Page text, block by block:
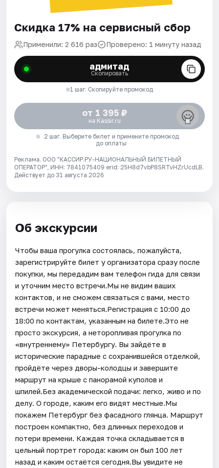
Скидка 17% на сервисный сбор
Применили: 2 616 раз Проверено: 1 минуту назад
адмитад
Скопировать
1 шаг. Скопируйте промокод
от 1 395 ₽
на Kassir.ru
2 шаг. Выберите билет и примените промокод
до оплаты
Реклама. ООО "КАССИР.РУ-НАЦИОНАЛЬНЫЙ БИЛЕТНЫЙ
ОПЕРАТОР", ИНН: 7841075409 erid: 25H8d7vbP8SRTvHZrUcdLB.
Действует до 31 августа 2026
Об экскурсии
Чтобы ваша прогулка состоялась, пожалуйста,
зарегистрируйте билет у организатора сразу после
покупки, мы передадим вам телефон гида для связи
и уточним место встречи.Мы не видим ваших
контактов, и не сможем связаться с вами, место
встречи может меняться.Регистрация с 10:00 до
18:00 по контактам, указанным на билете.Это не
просто экскурсия, а неторопливая прогулка по
«внутреннему» Петербургу. Вы зайдёте в
исторические парадные с сохранившейся отделкой,
пройдёте через дворы-колодцы и завершите
маршрут на крыше с панорамой куполов и
шпилей.Без академической подачи: легко, живо и по
делу. О городе, каким его видят местные.Мы
покажем Петербург без фасадного глянца. Маршрут
построен компактно, без длинных переходов и
потери времени. Каждая точка складывается в
цельный портрет города: каким он был 100 лет
назад и каким остаётся сегодня.Вы увидите не